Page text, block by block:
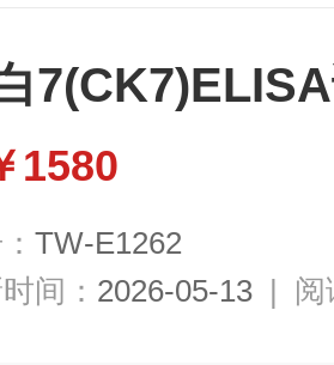
1580
TW-E1262
间： 2026-05-13 | 阅